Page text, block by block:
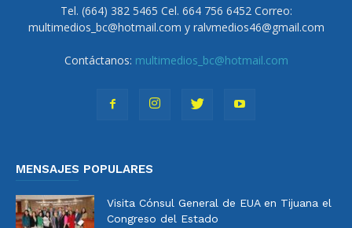
Tel. (664) 382 5465 Cel. 664 756 6452 Correo:
multimedios_bc@hotmail.com y ralvmedios46@gmail.com
Contáctanos: multimedios_bc@hotmail.com
MENSAJES POPULARES
Visita Cónsul General de EUA en Tijuana el
Congreso del Estado